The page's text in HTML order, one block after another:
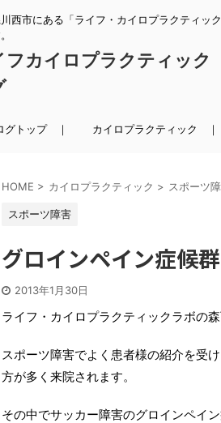
西市にある「ライフ・カイロプラクティッ
フカイロプラクティッ
グトップ ｜ カイロプラクティック ｜
HOME > カイロプラクティック > スポーツ
スポーツ障害
グロインペイン症候群
2013年1月30日
ライフ・カイロプラクティックラボの森
スポーツ障害でよく患者様の紹介を受
方が多く来院されます。
その中でサッカー障害のグロインペイ